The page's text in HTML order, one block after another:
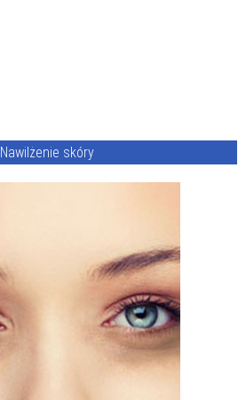
Nawilżenie skóry